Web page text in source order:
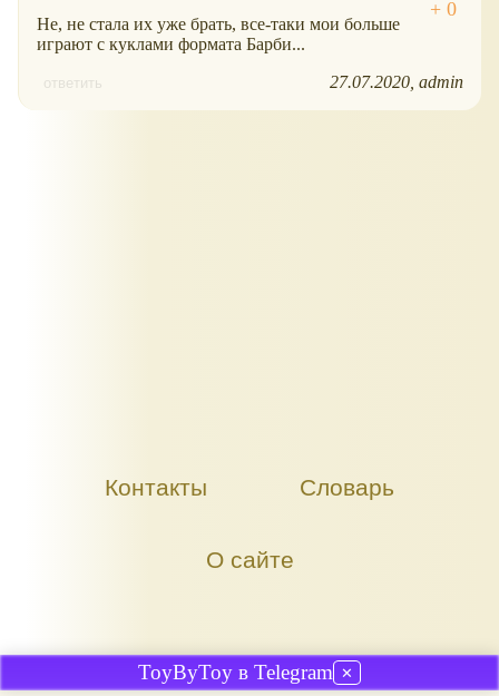
Не, не стала их уже брать, все-таки мои больше
играют с куклами формата Барби...
ответить 27.07.2020 admin
Контакты Словарь
О сайте
ToyByToy в Telegram ✕